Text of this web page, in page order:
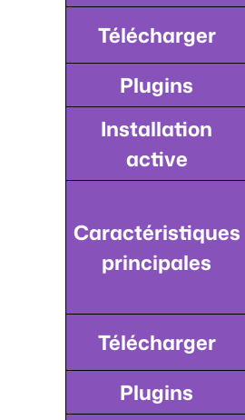
Télécharger
Plugins
Installation
active
Caractéristiques
principales
Télécharger
Plugins